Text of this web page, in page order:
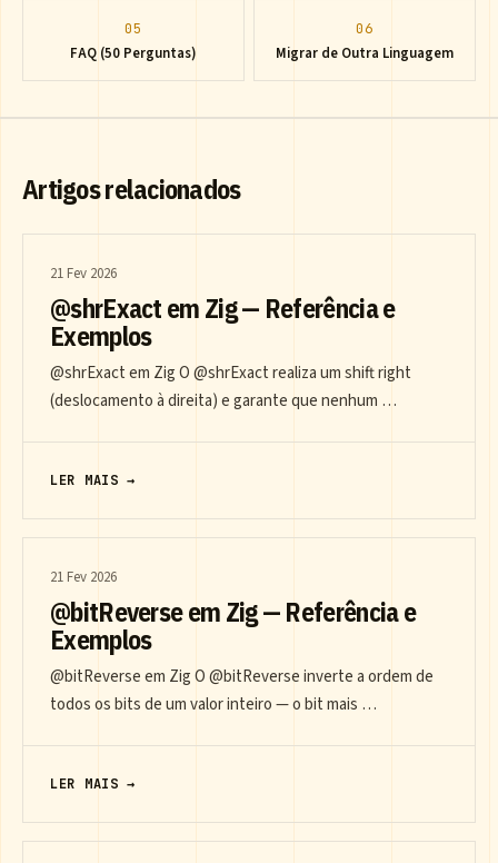
05
FAQ (50 Perguntas)
06
Migrar de Outra Linguagem
Artigos relacionados
21 Fev 2026
@shrExact em Zig — Referência e
Exemplos
@shrExact em Zig O @shrExact realiza um shift right
(deslocamento à direita) e garante que nenhum …
LER MAIS →
21 Fev 2026
@bitReverse em Zig — Referência e
Exemplos
@bitReverse em Zig O @bitReverse inverte a ordem de
todos os bits de um valor inteiro — o bit mais …
LER MAIS →